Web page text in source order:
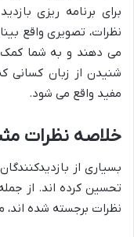
برای برنامه ریزی
نظرات، تصویری واقع
می دهند و به شما کمک
شنیدن از زبان کسانی
مفید واقع می شود.
خلاصه نظرات
بسیاری از
تحسین کرده اند. از
نظرات برجسته شده اند،